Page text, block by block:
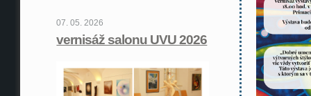
07. 05. 2026
vernisáž salonu UVU 2026